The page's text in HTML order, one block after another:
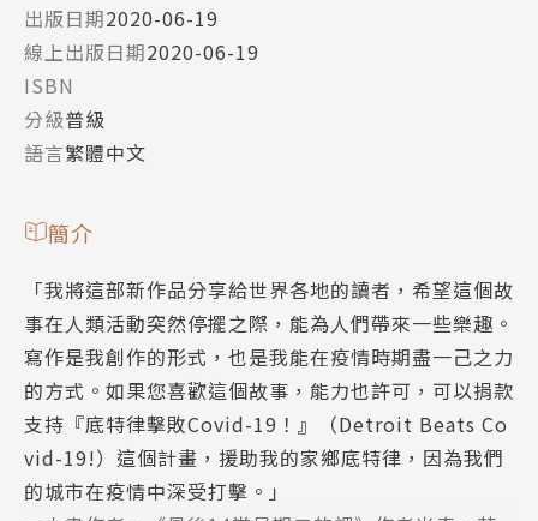
出版日期2020-06-19
線上出版日期2020-06-19
ISBN
分級普級
語言繁體中文
簡介
「我將這部新作品分享給世界各地的讀者，希望這個故
事在人類活動突然停擺之際，能為人們帶來一些樂趣。
寫作是我創作的形式，也是我能在疫情時期盡一己之力
的方式。如果您喜歡這個故事，能力也許可，可以捐款
支持『底特律擊敗Covid-19！』（Detroit Beats Co
vid-19!）這個計畫，援助我的家鄉底特律，因為我們
的城市在疫情中深受打擊。」